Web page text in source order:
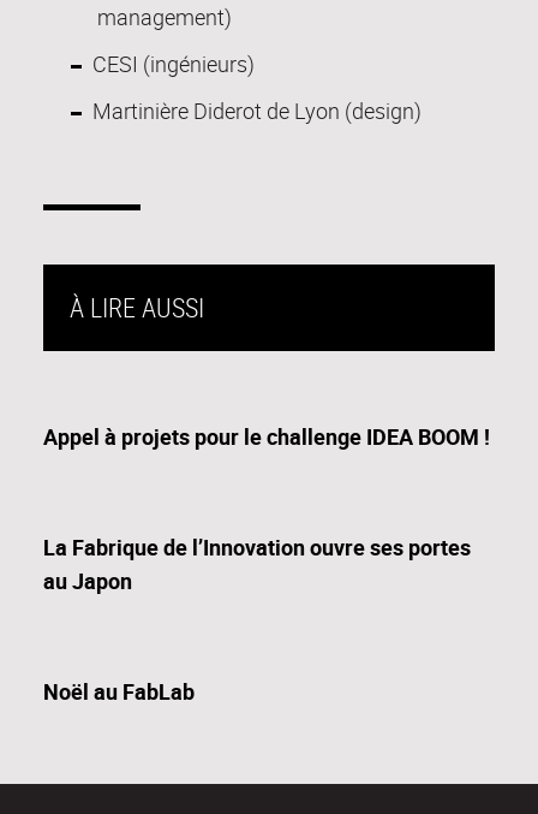
management)
CESI (ingénieurs)
Martinière Diderot de Lyon (design)
À LIRE AUSSI
Appel à projets pour le challenge IDEA BOOM !
La Fabrique de l’Innovation ouvre ses portes
au Japon
Noël au FabLab